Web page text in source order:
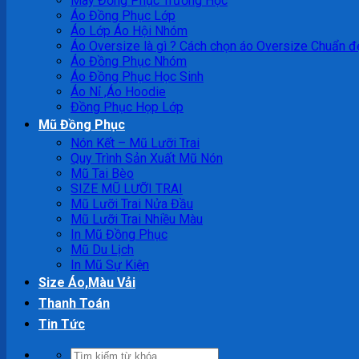
Áo Đồng Phục Lớp
Áo Lớp Áo Hội Nhóm
Áo Oversize là gì ? Cách chọn áo Oversize Chuẩn
Áo Đồng Phục Nhóm
Áo Đồng Phục Học Sinh
Áo Nỉ ,Áo Hoodie
Đồng Phục Họp Lớp
Mũ Đồng Phục
Nón Kết – Mũ Lưỡi Trai
Quy Trình Sản Xuất Mũ Nón
Mũ Tai Bèo
SIZE MŨ LƯỠI TRAI
Mũ Lưỡi Trai Nửa Đầu
Mũ Lưỡi Trai Nhiều Màu
In Mũ Đồng Phục
Mũ Du Lịch
In Mũ Sự Kiện
Size Áo,Màu Vải
Thanh Toán
Tin Tức
Tìm